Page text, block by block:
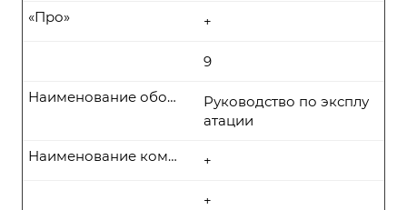
+
«Про»
9
Руководство по эксплу
атации
Наименование оборудования
+
Наименование комплекта поставки
+